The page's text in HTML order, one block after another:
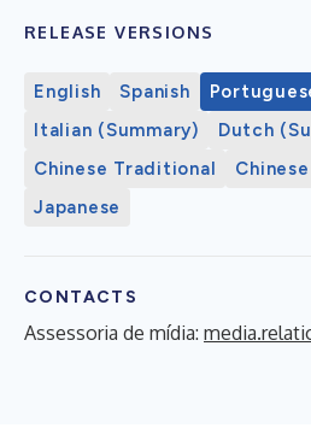
RELEASE VERSIONS
English Spanish
Italian (Summary)
Dutch
Chinese Traditional
Japanese
CONTACTS
Assessoria de mídia: